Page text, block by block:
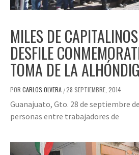
MILES DE
DESFILE
TOMA DE LA
POR CARLOS OLVERA /28 SEPTIEMBRE, 2014
Guanajuato, Gto. 28 de septiembre
personas entre trabajadores de